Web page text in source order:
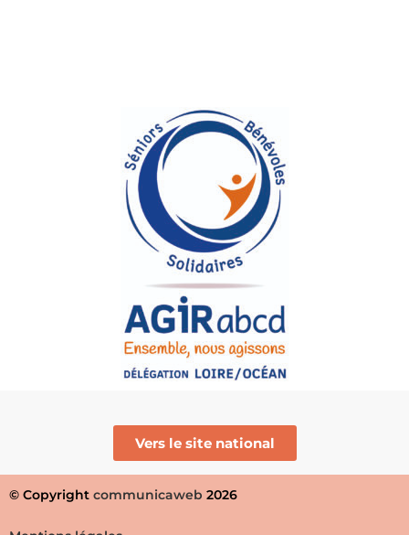
Vers le site national
© Copyright communicaweb 2026